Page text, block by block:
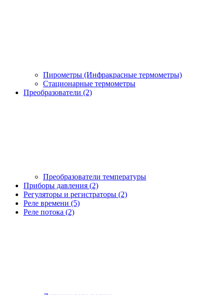
Пирометры (Инфракрасные термометры)
Стационарные термометры
Преобразователи (2)
Преобразователи температуры
Приборы давления (2)
Регуляторы и регистраторы (2)
Реле времени (5)
Реле потока (2)